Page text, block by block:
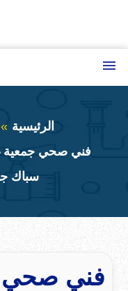
المحتوى
الرئيسية
سباك
فني صحي